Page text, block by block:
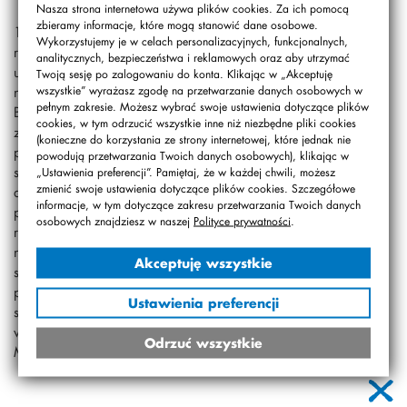
Nasza strona internetowa używa plików cookies. Za ich pomocą
zbieramy informacje, które mogą stanowić dane osobowe.
Wykorzystujemy je w celach personalizacyjnych, funkcjonalnych,
analitycznych, bezpieczeństwa i reklamowych oraz aby utrzymać
Twoją sesję po zalogowaniu do konta. Klikając w „Akceptuję
wszystkie” wyrażasz zgodę na przetwarzanie danych osobowych w
pełnym zakresie. Możesz wybrać swoje ustawienia dotyczące plików
cookies, w tym odrzucić wszystkie inne niż niezbędne pliki cookies
(konieczne do korzystania ze strony internetowej, które jednak nie
powodują przetwarzania Twoich danych osobowych), klikając w
„Ustawienia preferencji”. Pamiętaj, że w każdej chwili, możesz
zmienić swoje ustawienia dotyczące plików cookies. Szczegółowe
informacje, w tym dotyczące zakresu przetwarzania Twoich danych
osobowych znajdziesz w naszej Polityce prywatności
Akceptuję wszystkie
Ustawienia preferencji
Odrzuć wszystkie
12 czerwca dzieci z klas 2a i 2b opiekowały się gośćmi-
rówieśnikami, którzy przyjechali aż z Białegostoku. Byli to
uczniowie z zaprzyjaźnionej szkoły STO.Dzieci i panie
nauczycielki powitał napis: „Witamy gości z
Białegostoku.Będziemy mieć Was na oku”… Po krótkim
zapoznaniu się drugoklasiści zaprosili dzieci na
poczęstunek połączony z prezentacjami o tym, co dzieje
się w naszej szkole na co dzień i od święta.Następnie
dzieci wyhasały się w hali sportowej, a potem tworzyły
prace z papieru na zajęciach origami. W tym czasie
reprezentanci klas drugich oprowadzali panie
nauczycielki po szkole i tłumaczyli wszystko bardzo
szczegółowo.Po wspólnym obiedzie dzieci udały się na
plac zabaw do Parkofrajdy, a potem niestety trzeba było
się rozstać. To był bardzo ekscytujący dzień. Drugoklasiści
w roli gospodarzy spisali się na medal. Brawo! Mariola
Michaluk, Elżbieta Borsuk-Sorota